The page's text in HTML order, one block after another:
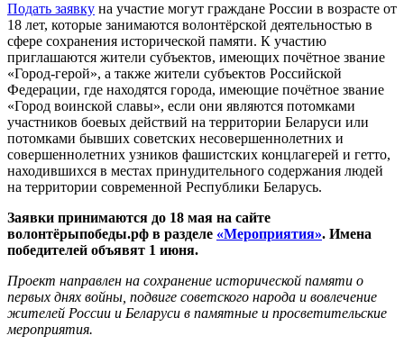
Подать заявку на участие могут граждане России в возрасте от
18 лет, которые занимаются волонтёрской деятельностью в
сфере сохранения исторической памяти. К участию
приглашаются жители субъектов, имеющих почётное звание
«Город-герой», а также жители субъектов Российской
Федерации, где находятся города, имеющие почётное звание
«Город воинской славы», если они являются потомками
участников боевых действий на территории Беларуси или
потомками бывших советских несовершеннолетних и
совершеннолетних узников фашистских концлагерей и гетто,
находившихся в местах принудительного содержания людей
на территории современной Республики Беларусь.
Заявки принимаются до 18 мая на сайте
волонтёрыпобеды.рф в разделе «Мероприятия». Имена
победителей объявят 1 июня.
Проект направлен на сохранение исторической памяти о
первых днях войны, подвиге советского народа и вовлечение
жителей России и Беларуси в памятные и просветительские
мероприятия.